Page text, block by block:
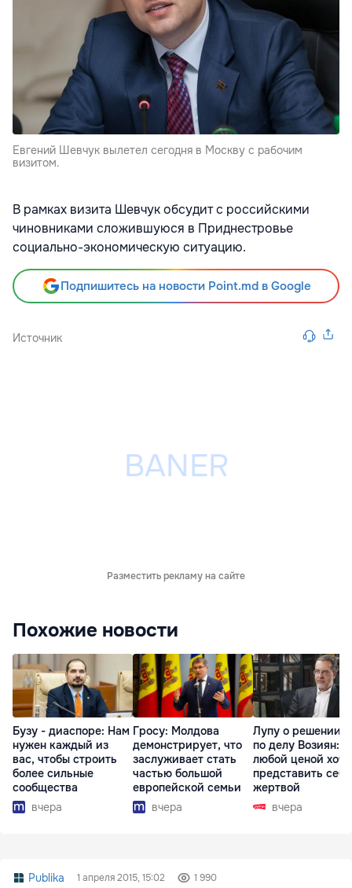
Евгений Шевчук вылетел сегодня в Москву с рабочим
визитом.
В рамках визита Шевчук обсудит с российскими
чиновниками сложившуюся в Приднестровье
социально-экономическую ситуацию.
Подпишитесь на новости Point.md в Google
Источник
Разместить рекламу на сайте
Похожие новости
Бузу - диаспоре: Нам
нужен каждый из
вас, чтобы строить
более сильные
сообщества
вчера
Гросу: Молдова
демонстрирует, что
заслуживает стать
частью большой
европейской семьи
вчера
Лупу о решении
по делу Возиян:
любой ценой
представить себя
жертвой
вчера
Publika 1 апреля 2015, 15:02 1 990